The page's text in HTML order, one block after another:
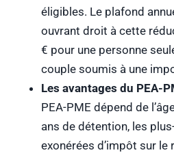
éligibles. Le plafond
ouvrant droit à cette
€ pour une personne
couple soumis à une
Les avantages du PEA-
PEA-PME dépend de
ans de détention, les
exonérées d’impôt sur le